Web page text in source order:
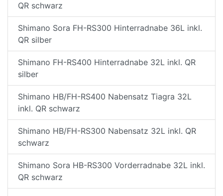
QR schwarz
Shimano Sora FH-RS300 Hinterradnabe 36L inkl.
QR silber
Shimano FH-RS400 Hinterradnabe 32L inkl. QR
silber
Shimano HB/FH-RS400 Nabensatz Tiagra 32L
inkl. QR schwarz
Shimano HB/FH-RS300 Nabensatz 32L inkl. QR
schwarz
Shimano Sora HB-RS300 Vorderradnabe 32L inkl.
QR schwarz